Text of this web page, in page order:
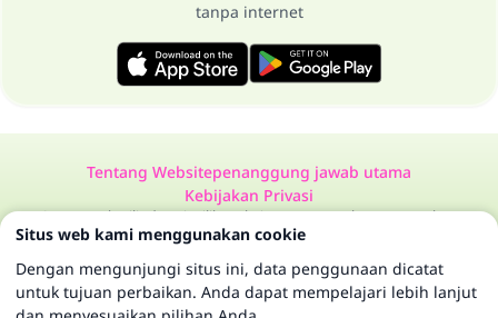
tanpa internet
Tentang Websitepenanggung jawab utama
Kebijakan Privasi
Semua Hak Dilindungi Milik Website Tanya Jawab Tentang Islam
1997-2025 ©
Situs web kami menggunakan cookie
Dengan mengunjungi situs ini, data penggunaan dicatat
untuk tujuan perbaikan. Anda dapat mempelajari lebih lanjut